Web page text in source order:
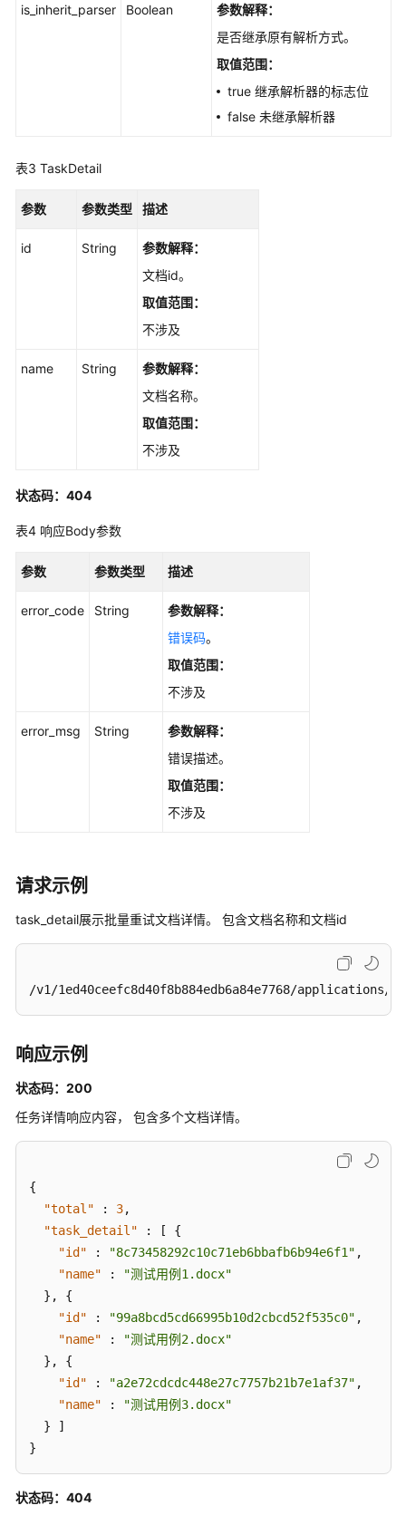
的
档
析
任
建
务
口
BatchCreateTasks
任
删
口
载
任
DownloadFile
查
体
试
内
用
is_inherit_parser Boolean
参数解释：
是否继承原有解析方式。
取值范围：
true 继承解析器的标志位
false 未继承解析器
表3 TaskDetail
参数 参数类型 描述
id String
参数解释：
文档id。
取值范围：
不涉及
name String
参数解释：
文档名称。
取值范围：
不涉及
状态码：404
表4 响应Body参数
参数 参数类型 描述
error_code String
参数解释：
错误码。
取值范围：
不涉及
error_msg String
参数解释：
错误描述。
取值范围：
不涉及
请求示例
task_detail展示批量重试文档详情。 包含文档名称和文档id
/v1/1ed40ceefc8d40f8b884edb6a84e7768/applications/
响应示例
状态码：200
任务详情响应内容， 包含多个文档详情。
{
"total"
: 3,
"task_detail"
: [
{
"id"
: "8c73458292c10c71eb6bbafb6b94e6f1" ,
"name"
:
"测试用例1.docx"
} ,
{
"id"
: "99a8bcd5cd66995b10d2cbcd52f535c0" ,
"name"
:
"测试用例2.docx"
} ,
{
"id"
: "a2e72cdcdc448e27c7757b21b7e1af37" ,
"name"
:
"测试用例3.docx"
}
]
}
状态码：404